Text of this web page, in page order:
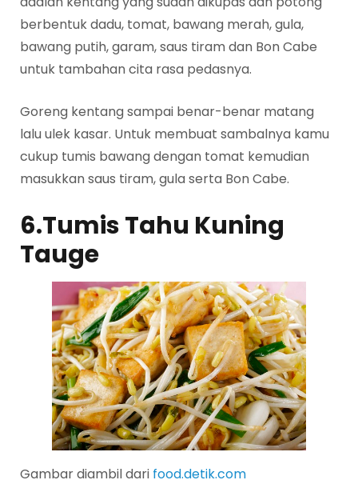
berbentuk dadu, tomat, bawang merah, gula,
bawang putih, garam, saus tiram dan Bon Cabe
untuk tambahan cita rasa pedasnya.
Goreng kentang sampai benar-benar matang
lalu ulek kasar. Untuk membuat sambalnya kamu
cukup tumis bawang dengan tomat kemudian
masukkan saus tiram, gula serta Bon Cabe.
6.Tumis Tahu Kuning
Tauge
Gambar diambil dari food.detik.com